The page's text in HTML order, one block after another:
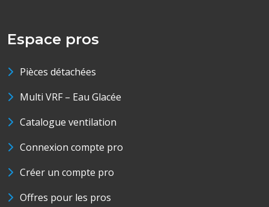
Espace pros
Pièces détachées
Multi VRF – Eau Glacée
Catalogue ventilation
Connexion compte pro
Créer un compte pro
Offres pour les pros